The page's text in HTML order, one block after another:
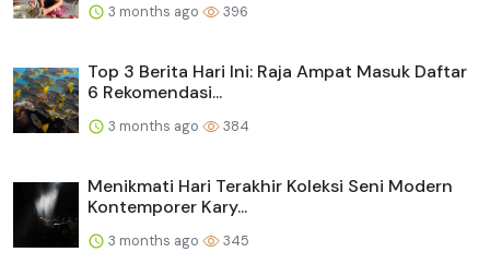
3 months ago 396
Top 3 Berita Hari Ini: Raja Ampat Masuk Daftar
6 Rekomendasi...
3 months ago 384
Menikmati Hari Terakhir Koleksi Seni Modern
Kontemporer Kary...
3 months ago 345